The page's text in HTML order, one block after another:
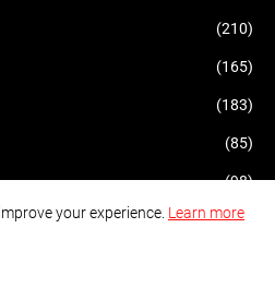
(210)
(165)
(183)
(85)
(98)
(161)
your experience. Learn more